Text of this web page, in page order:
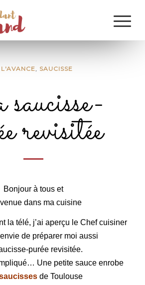
, SAUCISSE
revisitée
Bonjour à tous et
dans ma cuisine
la télé, j’ai aperçu le Chef cuisiner
de préparer moi aussi
purée revisitée.
Une petite sauce enrobe
de Toulouse